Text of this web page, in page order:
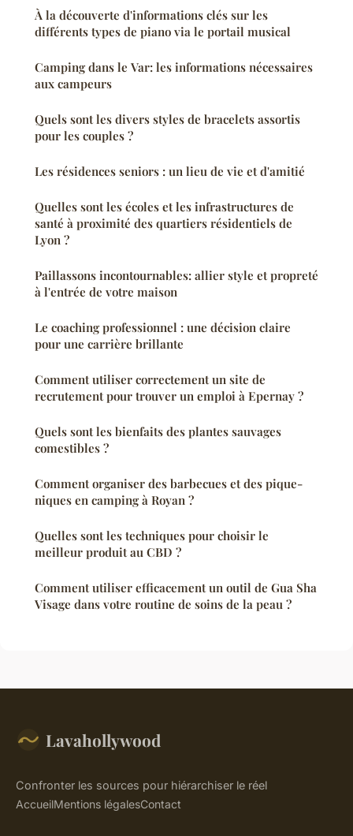
À la découverte d'informations clés sur les
différents types de piano via le portail musical
Camping dans le Var: les informations nécessaires
aux campeurs
Quels sont les divers styles de bracelets assortis
pour les couples ?
Les résidences seniors : un lieu de vie et d'amitié
Quelles sont les écoles et les infrastructures de
santé à proximité des quartiers résidentiels de
Lyon ?
Paillassons incontournables: allier style et propreté
à l'entrée de votre maison
Le coaching professionnel : une décision claire
pour une carrière brillante
Comment utiliser correctement un site de
recrutement pour trouver un emploi à Epernay ?
Quels sont les bienfaits des plantes sauvages
comestibles ?
Comment organiser des barbecues et des pique-
niques en camping à Royan ?
Quelles sont les techniques pour choisir le
meilleur produit au CBD ?
Comment utiliser efficacement un outil de Gua Sha
Visage dans votre routine de soins de la peau ?
Lavahollywood
Confronter les sources pour hiérarchiser le réel
AccueilMentions légalesContact